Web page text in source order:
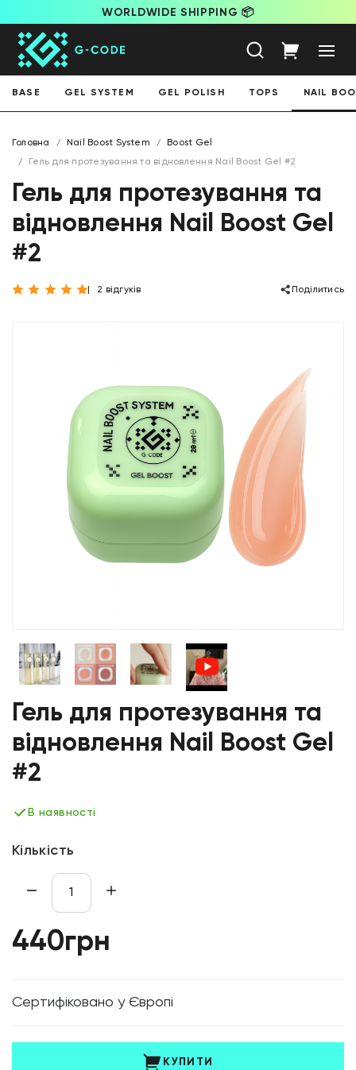
WORLDWIDE SHIPPING 📦
BASE GEL SYSTEM GEL POLISH TOPS NAIL
Головна Nail Boost System
Boost Gel
Гель для протезування та відновлення Nail Boost Gel #2
Гель для протезування та
відновлення Nail Boost Gel
#2
2 відгуків Поділитись
Гель для протезування та
відновлення Nail Boost Gel
#2
В наявності
Кількість
440грн
Cертифіковано у Європі
КУПИТИ